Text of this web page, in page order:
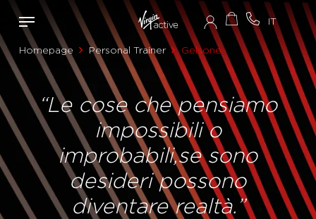
Homepage Personal Trainer Gelsone
“Le cose che pensiamo
impossibili o
improbabili,se sono
desideri possono
diventare realtà.”